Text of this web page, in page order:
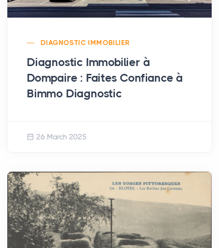
DIAGNOSTIC IMMOBILIER
Diagnostic Immobilier à
Dompaire : Faites Confiance à
Bimmo Diagnostic
26 March 2025